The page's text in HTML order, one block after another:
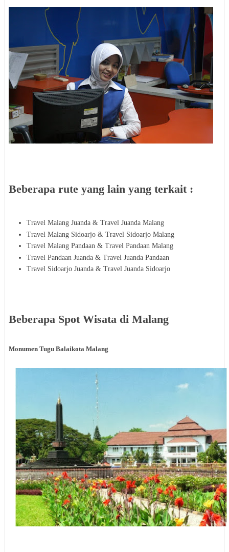
Beberapa rute yang lain yang terkait :
Travel Malang Juanda & Travel Juanda Malang
Travel Malang Sidoarjo & Travel Sidoarjo Malang
Travel Malang Pandaan & Travel Pandaan Malang
Travel Pandaan Juanda & Travel Juanda Pandaan
Travel Sidoarjo Juanda & Travel Juanda Sidoarjo
Beberapa Spot Wisata di Malang
Monumen Tugu Balaikota Malang